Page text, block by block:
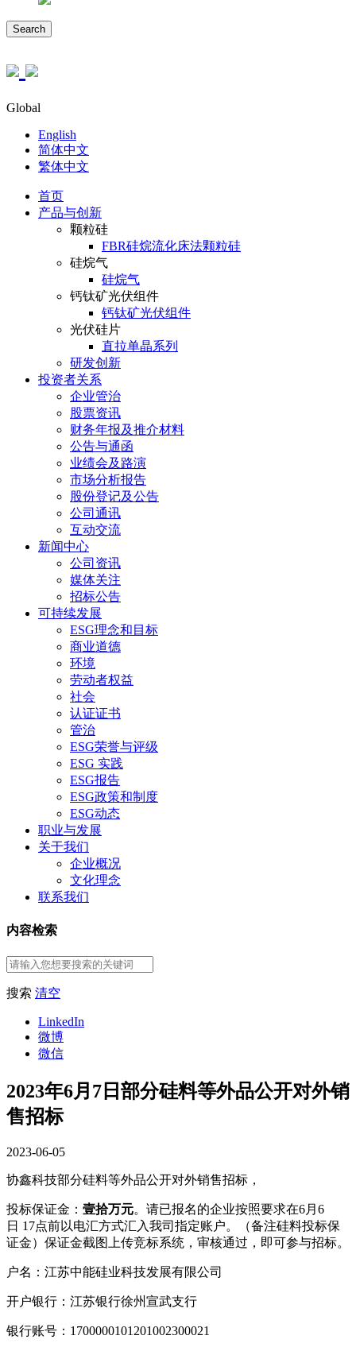
Search
Global
English
简体中文
繁体中文
首页
产品与创新
颗粒硅
FBR硅烷流化床法颗粒硅
硅烷气
硅烷气
钙钛矿光伏组件
钙钛矿光伏组件
光伏硅片
直拉单晶系列
研发创新
投资者关系
企业管治
股票资讯
财务年报及推介材料
公告与通函
业绩会及路演
市场分析报告
股份登记及公告
公司通讯
互动交流
新闻中心
公司资讯
媒体关注
招标公告
可持续发展
ESG理念和目标
商业道德
环境
劳动者权益
社会
认证证书
管治
ESG荣誉与评级
ESG 实践
ESG报告
ESG政策和制度
ESG动态
职业与发展
关于我们
企业概况
文化理念
联系我们
内容检索
搜索 清空
LinkedIn
微博
微信
2023年6月7日部分硅料等外品公开对外销
售招标
2023-06-05
协鑫科技部分硅料等外品公开对外销售招标，
投标保证金： 壹拾万元。请已报名的企业按照要求在6月6
日 17点前以电汇方式汇入我司指定账户。（备注硅料投标保
证金）保证金截图上传竞标系统，审核通过，即可参与招标。
户名：江苏中能硅业科技发展有限公司
开户银行：江苏银行徐州宣武支行
银行账号：1700000101201002300021